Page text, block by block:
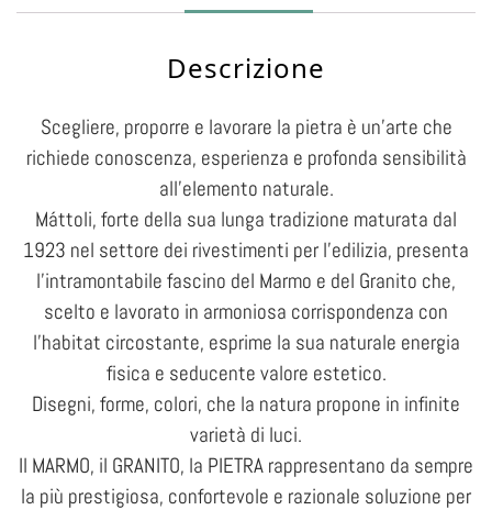
Descrizione
Scegliere, proporre e lavorare la pietra è un’arte che
richiede conoscenza, esperienza e profonda sensibilità
all’elemento naturale.
Máttoli, forte della sua lunga tradizione maturata dal
1923 nel settore dei rivestimenti per l’edilizia, presenta
l’intramontabile fascino del Marmo e del Granito che,
scelto e lavorato in armoniosa corrispondenza con
l’habitat circostante, esprime la sua naturale energia
fisica e seducente valore estetico.
Disegni, forme, colori, che la natura propone in infinite
varietà di luci.
Il MARMO, il GRANITO, la PIETRA rappresentano da sempre
la più prestigiosa, confortevole e razionale soluzione per